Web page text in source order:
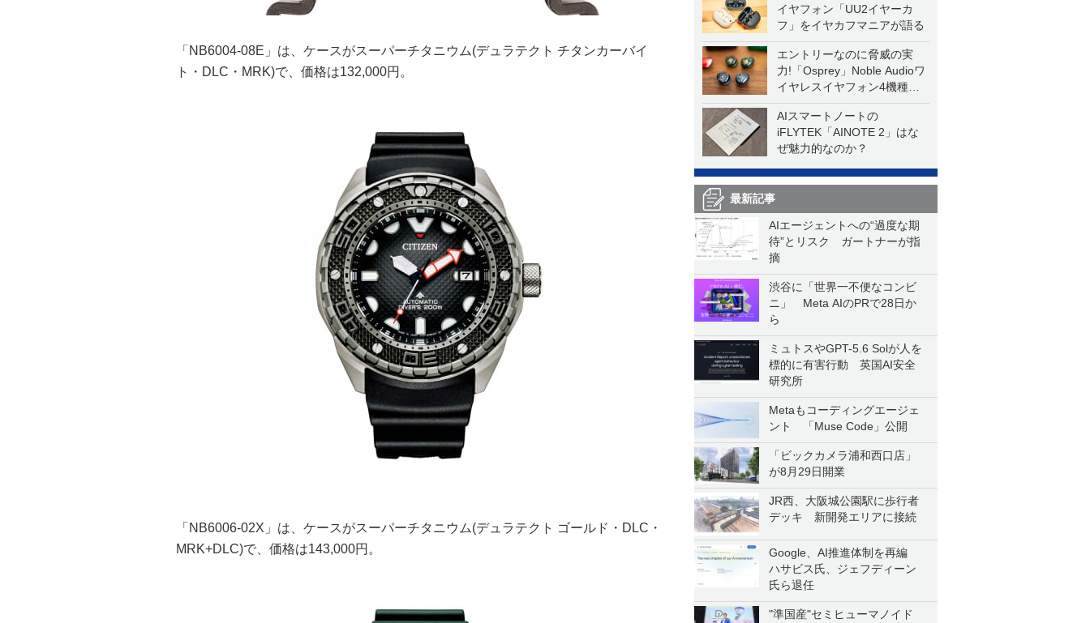
イヤフォン「UU2イヤーカ
フ」をイヤカフマニアが語る
エントリーなのに脅威の実
力!「Osprey」Noble Audioワ
イヤレスイヤフォン4機種を
一気に聴く
AIスマートノートの
iFLYTEK「AINOTE 2」はな
ぜ魅力的なのか？
最新記事
AIエージェントへの“過度な期
待”とリスク ガートナーが指
摘
渋谷に「世界一不便なコンビ
ニ」 Meta AIのPRで28日か
ら
ミュトスやGPT-5.6 Solが人を
標的に有害行動 英国AI安全
研究所
Metaもコーディングエージェ
ント 「Muse Code」公開
「ビックカメラ浦和西口店」
が8月29日開業
JR西、大阪城公園駅に歩行者
デッキ 新開発エリアに接続
Google、AI推進体制を再編
ハサビス氏、ジェフディーン
氏ら退任
"準国産"セミヒューマノイド
「NB6004-08E」は、ケースがスーパーチタニウム(デュラテクト チタンカーバイ
ト・DLC・MRK)で、価格は132,000円。
「NB6006-02X」は、ケースがスーパーチタニウム(デュラテクト ゴールド・DLC・
MRK+DLC)で、価格は143,000円。